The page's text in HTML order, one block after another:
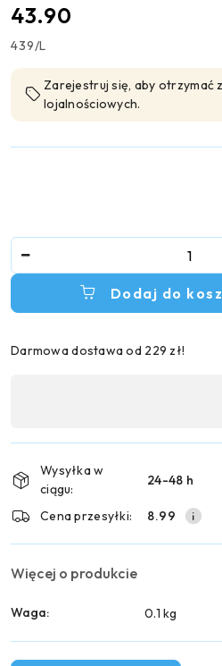
cena:
43.90
439/L
Zarejestruj się, aby otrzymać
lojalnościowych.
Dodaj do
Darmowa dostawa od 229 zł!
płatność
dostawa
Wysyłka w
ciągu:
24-48 h
Cena przesyłki: 8.99
Więcej o produkcie
Waga: 0.1 kg